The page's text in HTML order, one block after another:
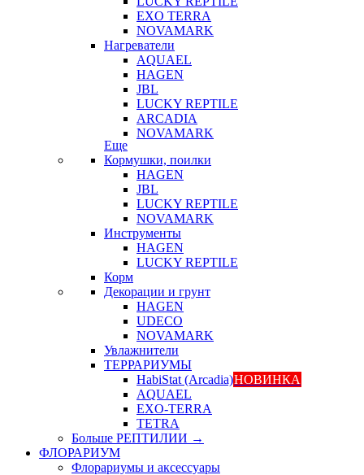
EXO TERRA
NOVAMARK
Нагреватели
AQUAEL
HAGEN
JBL
LUCKY REPTILE
ARCADIA
NOVAMARK
Еще
Кормушки, поилки
HAGEN
JBL
LUCKY REPTILE
NOVAMARK
Инструменты
HAGEN
LUCKY REPTILE
Корм
Декорации и грунт
HAGEN
UDECO
NOVAMARK
Увлажнители
ТЕРРАРИУМЫ
HabiStat (Arcadia)НОВИНКА
AQUAEL
EXO-TERRA
TETRA
Больше РЕПТИЛИИ →
ФЛОРАРИУМ
Флорариумы и аксессуары